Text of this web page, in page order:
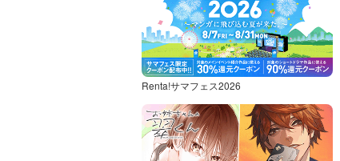
Renta!サマフェス2026